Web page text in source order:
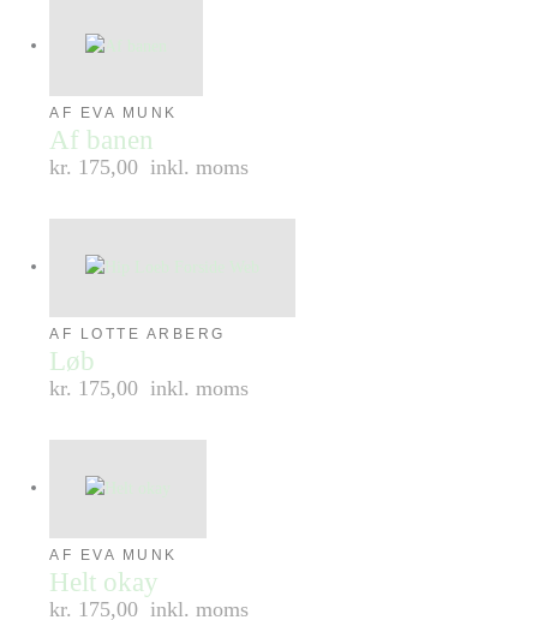
AF EVA MUNK
Af banen
kr. 175,00 inkl. moms
AF LOTTE ARBERG
Løb
kr. 175,00 inkl. moms
AF EVA MUNK
Helt okay
kr. 175,00 inkl. moms